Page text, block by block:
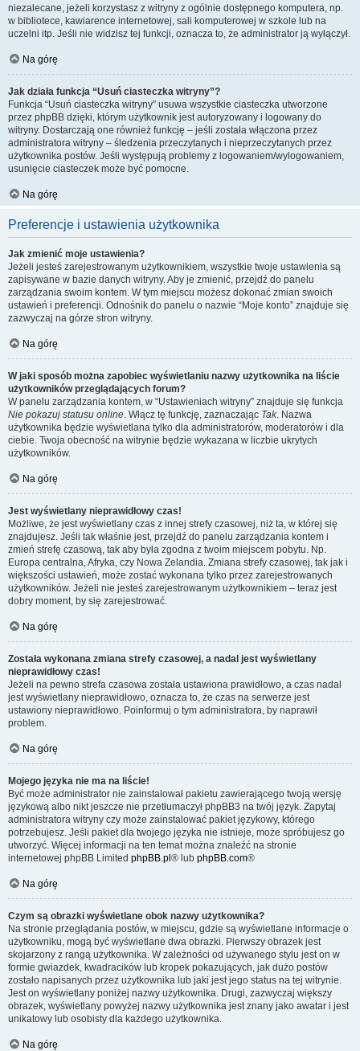
niezalecane, jeżeli korzystasz z witryny z ogólnie dostępnego komputera, np.
w bibliotece, kawiarence internetowej, sali komputerowej w szkole lub na
uczelni itp. Jeśli nie widzisz tej funkcji, oznacza to, że administrator ją wyłączył.
Na górę
Jak działa funkcja “Usuń ciasteczka witryny”?
Funkcja “Usuń ciasteczka witryny” usuwa wszystkie ciasteczka utworzone
przez phpBB dzięki, którym użytkownik jest autoryzowany i logowany do
witryny. Dostarczają one również funkcję – jeśli została włączona przez
administratora witryny – śledzenia przeczytanych i nieprzeczytanych przez
użytkownika postów. Jeśli występują problemy z logowaniem/wylogowaniem,
usunięcie ciasteczek może być pomocne.
Na górę
Preferencje i ustawienia użytkownika
Jak zmienić moje ustawienia?
Jeżeli jesteś zarejestrowanym użytkownikiem, wszystkie twoje ustawienia są
zapisywane w bazie danych witryny. Aby je zmienić, przejdź do panelu
zarządzania swoim kontem. W tym miejscu możesz dokonać zmian swoich
ustawień i preferencji. Odnośnik do panelu o nazwie “Moje konto” znajduje się
zazwyczaj na górze stron witryny.
Na górę
W jaki sposób można zapobiec wyświetlaniu nazwy użytkownika na liście
użytkowników przeglądających forum?
W panelu zarządzania kontem, w “Ustawieniach witryny” znajduje się funkcja
Nie pokazuj statusu online. Włącz tę funkcję, zaznaczając Tak. Nazwa
użytkownika będzie wyświetlana tylko dla administratorów, moderatorów i dla
ciebie. Twoja obecność na witrynie będzie wykazana w liczbie ukrytych
użytkowników.
Na górę
Jest wyświetlany nieprawidłowy czas!
Możliwe, że jest wyświetlany czas z innej strefy czasowej, niż ta, w której się
znajdujesz. Jeśli tak właśnie jest, przejdź do panelu zarządzania kontem i
zmień strefę czasową, tak aby była zgodna z twoim miejscem pobytu. Np.
Europa centralna, Afryka, czy Nowa Zelandia. Zmiana strefy czasowej, tak jak i
większości ustawień, może zostać wykonana tylko przez zarejestrowanych
użytkowników. Jeżeli nie jesteś zarejestrowanym użytkownikiem – teraz jest
dobry moment, by się zarejestrować.
Na górę
Została wykonana zmiana strefy czasowej, a nadal jest wyświetlany
nieprawidłowy czas!
Jeżeli na pewno strefa czasowa została ustawiona prawidłowo, a czas nadal
jest wyświetlany nieprawidłowo, oznacza to, że czas na serwerze jest
ustawiony nieprawidłowo. Poinformuj o tym administratora, by naprawił
problem.
Na górę
Mojego języka nie ma na liście!
Być może administrator nie zainstalował pakietu zawierającego twoją wersję
językową albo nikt jeszcze nie przetłumaczył phpBB3 na twój język. Zapytaj
administratora witryny czy może zainstalować pakiet językowy, którego
potrzebujesz. Jeśli pakiet dla twojego języka nie istnieje, może spróbujesz go
utworzyć. Więcej informacji na ten temat można znaleźć na stronie
internetowej phpBB Limited phpBB.pl ® lub phpBB.com®
Na górę
Czym są obrazki wyświetlane obok nazwy użytkownika?
Na stronie przeglądania postów, w miejscu, gdzie są wyświetlane informacje o
użytkowniku, mogą być wyświetlane dwa obrazki. Pierwszy obrazek jest
skojarzony z rangą użytkownika. W zależności od używanego stylu jest on w
formie gwiazdek, kwadracików lub kropek pokazujących, jak dużo postów
zostało napisanych przez użytkownika lub jaki jest jego status na tej witrynie.
Jest on wyświetlany poniżej nazwy użytkownika. Drugi, zazwyczaj większy
obrazek, wyświetlany powyżej nazwy użytkownika jest znany jako awatar i jest
unikatowy lub osobisty dla każdego użytkownika.
Na górę